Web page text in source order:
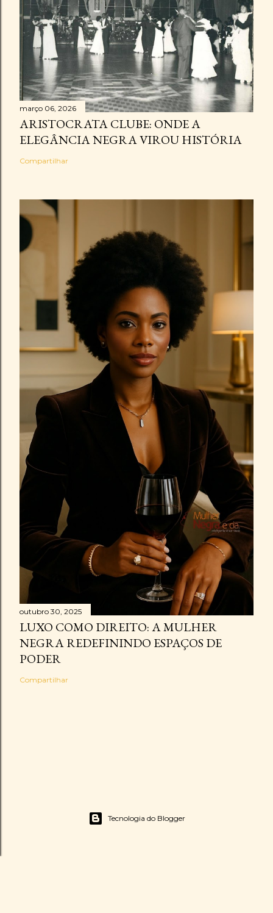
março 06, 2026
ARISTOCRATA CLUBE: ONDE A
ELEGÂNCIA NEGRA VIROU HISTÓRIA
Compartilhar
outubro 30, 2025
LUXO COMO DIREITO: A MULHER
NEGRA REDEFININDO ESPAÇOS DE
PODER
Compartilhar
Tecnologia do Blogger